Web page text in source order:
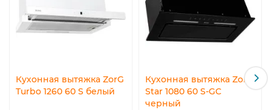
Кухонная вытяжка ZorG
Turbo 1260 60 S белый
Кухонная вытяжка ZorG
Star 1080 60 S-GC
черный